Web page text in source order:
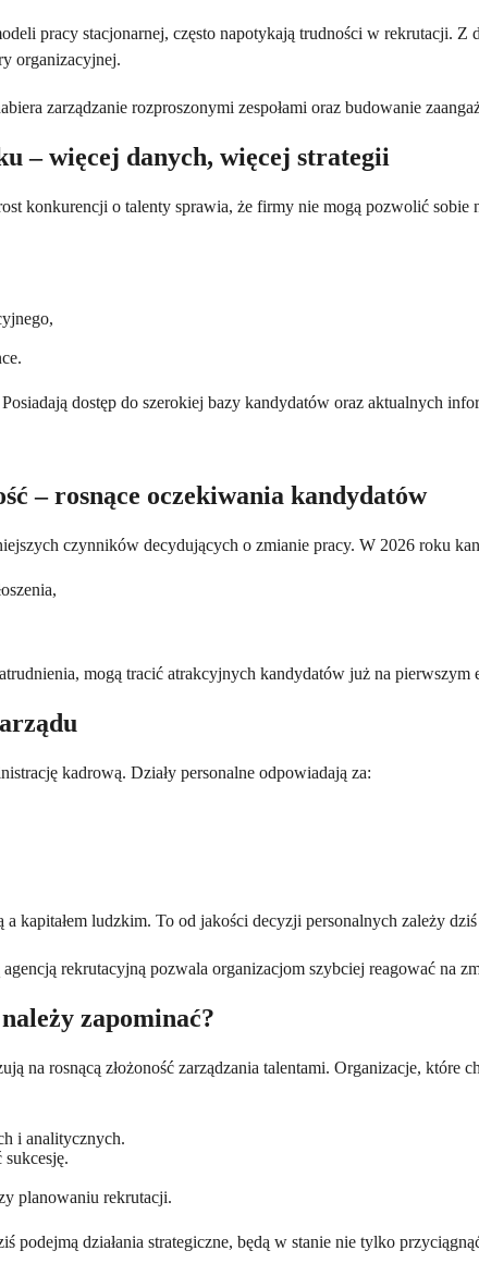
pracy stacjonarnej, często napotykają trudności w rekrutacji.
organizacyjnej.
zarządzanie rozproszonymi zespołami oraz budowanie
– więcej danych, więcej strategii
konkurencji o talenty sprawia, że firmy nie mogą pozwolić sobie
dostęp do szerokiej bazy kandydatów oraz aktualnych
– rosnące oczekiwania kandydatów
czynników decydujących o zmianie pracy. W 2026 roku
mogą tracić atrakcyjnych kandydatów już na pierwszym
kadrową. Działy personalne odpowiadają za:
a kapitałem ludzkim. To od jakości decyzji personalnych zależy
rekrutacyjną pozwala organizacjom szybciej reagować na
zapominać?
na rosnącą złożoność zarządzania talentami. Organizacje,
i analitycznych.
planowaniu rekrutacji.
podejmą działania strategiczne, będą w stanie nie tylko